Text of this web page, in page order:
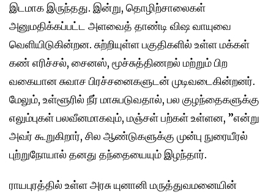
இடமாக இருந்தது. இன்று, தொழிற்சாலைகள்
அனுமதிக்கப்பட்ட அளவைத் தாண்டி விஷ வாயுவை
வெளியிடுகின்றன. சுற்றியுள்ள பகுதிகளில் உள்ள மக்கள்
கண் எரிச்சல், சைனஸ், மூச்சுத்திணறல் மற்றும் பிற
வகையான சுவாச பிரச்சனைகளுடன் முடிவடைகின்றனர்.
மேலும், உள்ளூரில் நீர் மாசுபடுவதால், பல குழந்தைகளுக்கு
எலும்புகள் பலவீனமாகவும், மஞ்சள் பற்கள் உள்ளன, ”என்று
அவர் கூறுகிறார், சில ஆண்டுகளுக்கு முன்பு நுரையீரல்
புற்றுநோயால் தனது தந்தையையும் இழந்தார்.
ராயபுரத்தில் உள்ள அரசு யுனானி மருத்துவமனையின்